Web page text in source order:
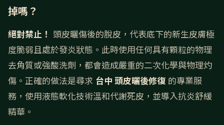
掉嗎？
絕對禁止！ 頭皮曬傷後的脫皮，代表底下的新生皮膚極
度脆弱且處於發炎狀態。此時使用任何具有顆粒的物理
去角質或強酸洗劑，都會造成嚴重的二次化學與物理灼
傷。正確的做法是尋求 台中 頭皮曬後修復 的專業服
務，使用液態軟化技術溫和代謝死皮，並導入抗炎舒緩
精華。